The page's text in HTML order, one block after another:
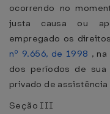
ocorrendo no
justa causa ou
empregado os
nº 9.656, de 1998 ,
dos períodos de
privado de assistência
Seção III